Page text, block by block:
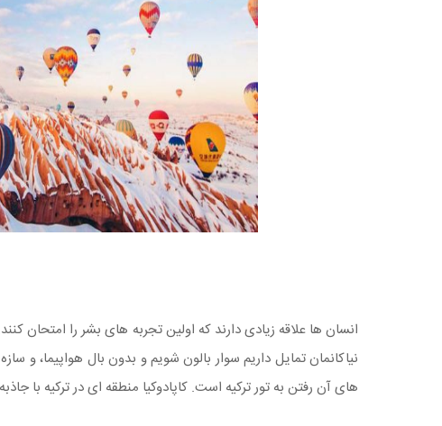
انسان ها علاقه زیادی دارند که اولین تجربه های بشر را
نیاکانمان تمایل داریم سوار بالون شویم و بدون بال هواپیما،
های آن رفتن به تور ترکیه است. کاپادوکیا منطقه ای در ترکیه با